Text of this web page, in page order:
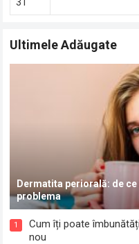
31
Ultimele Adăugate
Dermatita periorală: de
problema
1
Cum îți poate
nou